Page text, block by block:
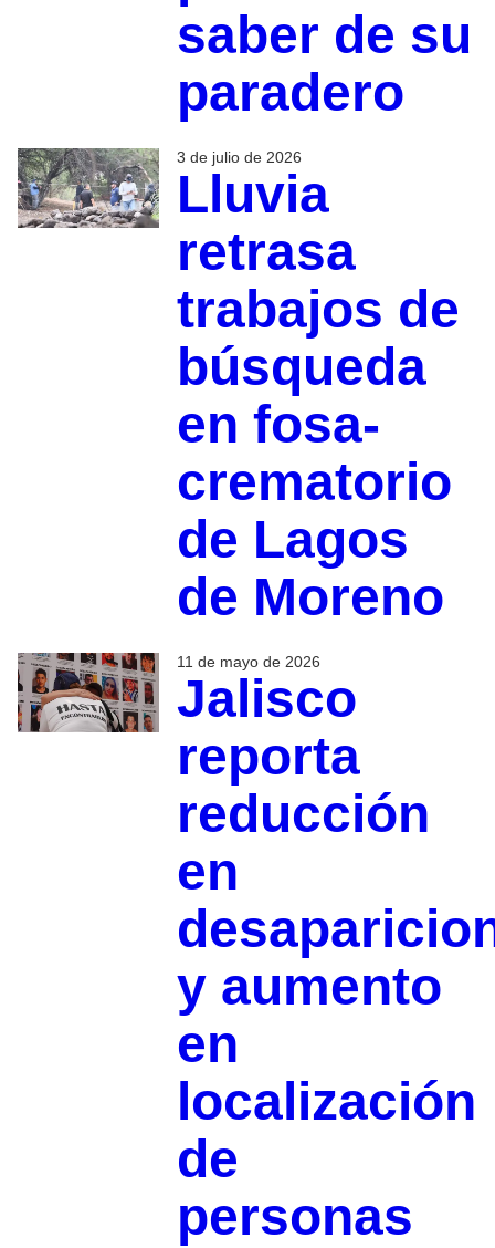
saber de su
paradero
3 de julio de 2026
Lluvia
retrasa
trabajos de
búsqueda
en fosa-
crematorio
de Lagos
de Moreno
11 de mayo de 2026
Jalisco
reporta
reducción
en
y aumento
en
localización
de
personas